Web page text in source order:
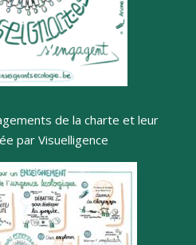
de la charte et leur
par Visuelligence